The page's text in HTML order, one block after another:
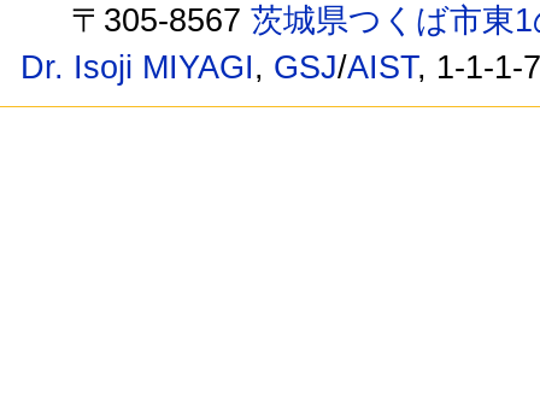
〒305-8567茨城県つくば市東
Dr. Isoji MIYAGI, GSJ/AIST, 1-1-1-